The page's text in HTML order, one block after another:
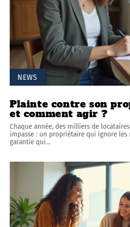
NEWS
Plainte contre son
et comment agir ?
Chaque année, des milliers de
impasse : un propriétaire qui ignore les
garantie qui…